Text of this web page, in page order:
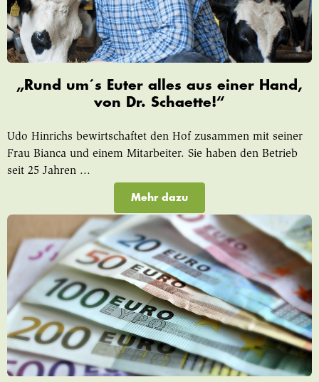
„Rund um´s Euter alles aus einer Hand,
von Dr. Schaette!“
Udo Hinrichs bewirtschaftet den Hof zusammen mit seiner
Frau Bianca und einem Mitarbeiter. Sie haben den Betrieb
seit 25 Jahren ...
Mehr dazu